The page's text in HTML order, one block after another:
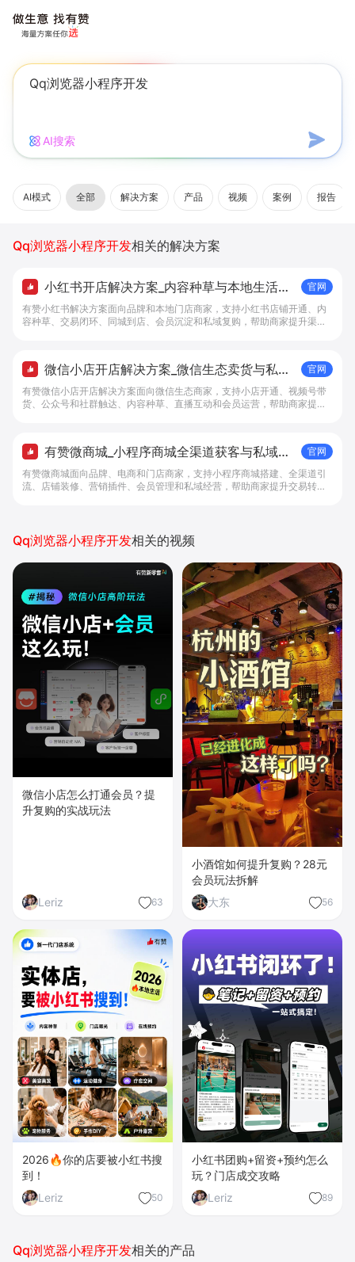
AI搜索
AI模式 全部 解决方案 产品 视频 案例 报告
Qq浏览器小程序开发相关的解决方案
小红书开店解决方案_内容种草与本地生活转
化工具 - 做生意, 找有赞
官网
有赞小红书解决方案面向品牌和本地门店商家，支持小红书店铺开通、内
容种草、交易闭环、同城到店、会员沉淀和私域复购，帮助商家提升渠道
微信小店开店解决方案_微信生态卖货与私域
经营 - 做生意, 找有赞
官网
有赞微信小店开店解决方案面向微信生态商家，支持小店开通、视频号带
货、公众号和社群触达、内容种草、直播互动和会员运营，帮助商家提升
有赞微商城_小程序商城全渠道获客与私域复
购工具 - 做生意, 找有赞
官网
有赞微商城面向品牌、电商和门店商家，支持小程序商城搭建、全渠道引
流、店铺装修、营销插件、会员管理和私域经营，帮助商家提升交易转化
Qq浏览器小程序开发相关的视频
微信小店怎么打通会员？提
升复购的实战玩法
Leriz 63
小酒馆如何提升复购？28元
会员玩法拆解
大东
56
2026🔥你的店要被小红书搜
到！
Leriz
50
小红书团购+留资+预约怎么
玩？门店成交攻略
Leriz
89
Qq浏览器小程序开发相关的产品